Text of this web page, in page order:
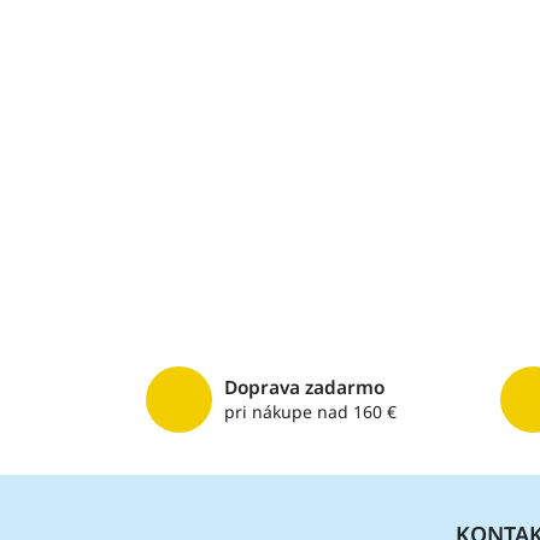
Doprava zadarmo
pri nákupe nad 160 €
Z